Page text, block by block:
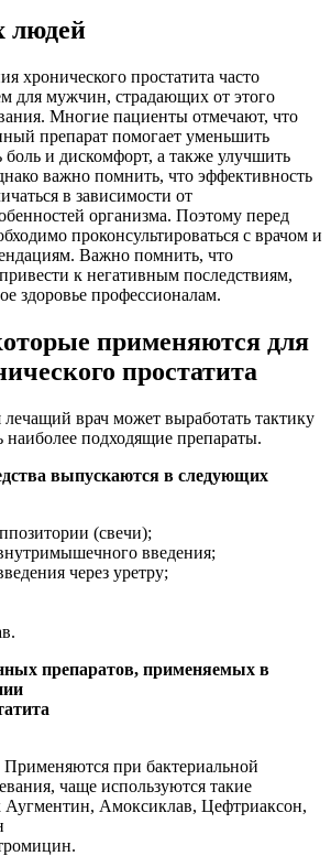
людей
хронического простатита часто
для мужчин, страдающих от этого
Многие пациенты отмечают, что
препарат помогает уменьшить
боль и дискомфорт, а также улучшить
важно помнить, что эффективность
в зависимости от
организма. Поэтому перед
проконсультироваться с врачом и
Важно помнить, что
к негативным последствиям,
здоровье профессионалам.
применяются для
простатита
врач может выработать тактику
наиболее подходящие препараты.
выпускаются в следующих
(свечи);
введения;
через уретру;
препаратов, применяемых в
при бактериальной
чаще используются такие
Аугментин, Амоксиклав, Цефтриаксон,